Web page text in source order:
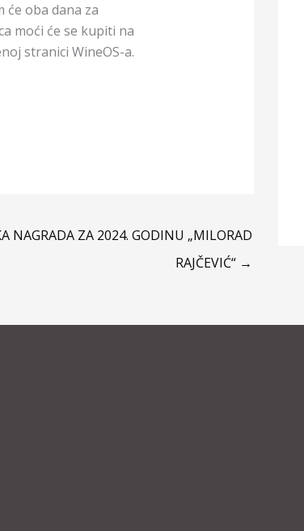
će oba dana za
moći će se kupiti na
stranici WineOS-a.
NAGRADA ZA 2024. GODINU „MILORAD
RAJČEVIĆ“ →